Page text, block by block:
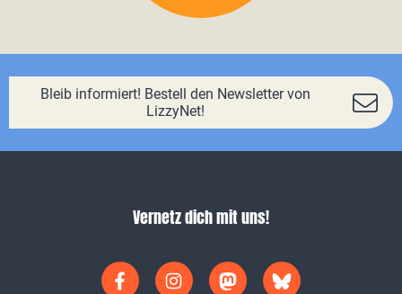
Bleib informiert! Bestell den Newsletter von
LizzyNet!
Vernetz dich mit uns!